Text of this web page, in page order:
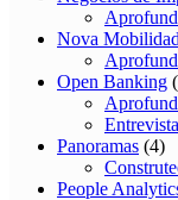
Nova
Open Banking
Panoramas (4)
People